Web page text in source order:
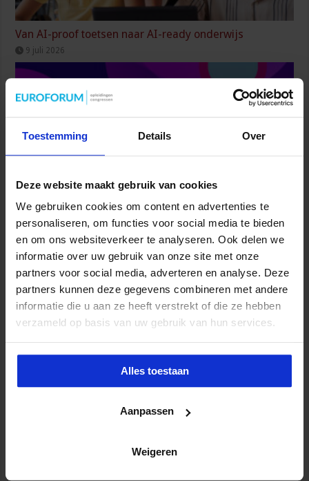
Toestemming Details Over
Deze website maakt gebruik van cookies
We gebruiken cookies om content en advertenties te
personaliseren, om functies voor social media te bieden
en om ons websiteverkeer te analyseren. Ook delen we
informatie over uw gebruik van onze site met onze
partners voor social media, adverteren en analyse. Deze
partners kunnen deze gegevens combineren met andere
informatie die u aan ze heeft verstrekt of die ze hebben
verzameld op basis van uw gebruik van hun services.
Alles toestaan
Aanpassen
Weigeren
Van AI-proof toetsen naar AI-ready onderwijs
9 juli 2026
Generatie Alpha voorbereiden op onzekerheid: wat
vraagt dat van het onderwijs?
16 juni 2026